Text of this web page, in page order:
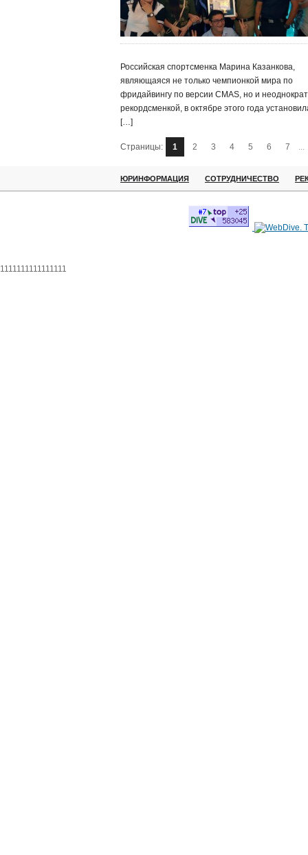
Российская спортсменка Марина Казанкова,
являющаяся не только чемпионкой мира по
фридайвингу по версии CMAS, но и
рекордсменкой, в октябре этого года
[…]
Страницы: 1 2 3 4 5 6 7 ...
ЮРИНФОРМАЦИЯ СОТРУДНИЧЕСТВО
1111111111111111